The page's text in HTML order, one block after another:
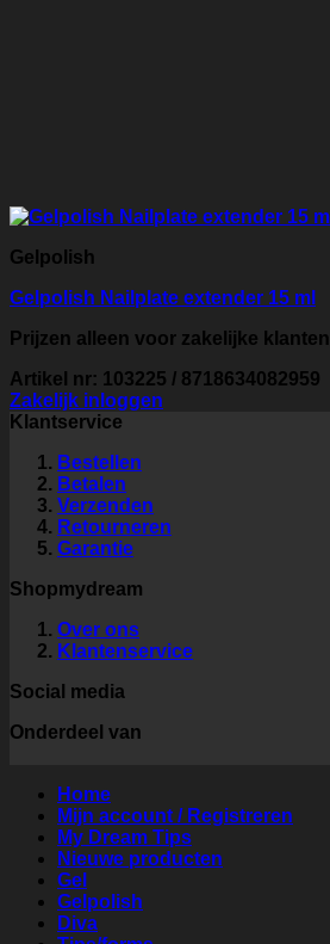
Gelpolish
Gelpolish Nailplate extender 15 ml
Prijzen alleen voor zakelijke klanten
Artikel nr: 103225 / 8718634082959
Zakelijk inloggen
Klantservice
Bestellen
Betalen
Verzenden
Retourneren
Garantie
Shopmydream
Over ons
Klantenservice
Social media
Onderdeel van
Home
Mijn account / Registreren
My Dream Tips
Nieuwe producten
Gel
Gelpolish
Diva